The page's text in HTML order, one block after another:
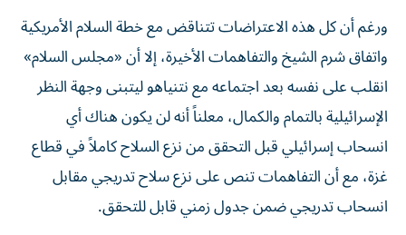
ورغم أن كل هذه الاعتراضات تتناقض مع خطة السلام الأمريكية
واتفاق شرم الشيخ والتفاهمات الأخيرة، إلا أن «مجلس السلام»
انقلب على نفسه بعد اجتماعه مع نتنياهو ليتبنى وجهة النظر
الإسرائيلية بالتمام والكمال، معلناً أنه لن يكون هناك أي
انسحاب إسرائيلي قبل التحقق من نزع السلاح كاملاً في قطاع
غزة، مع أن التفاهمات تنص على نزع سلاح تدريجي مقابل
انسحاب تدريجي ضمن جدول زمني قابل للتحقق.